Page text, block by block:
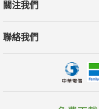
關注我們
聯絡我們